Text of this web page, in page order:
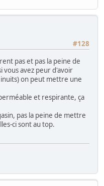
#128
pas et pas la peine de
vous avez peur d'avoir
on peut mettre une
et respirante, ça
pas la peine de mettre
ci sont au top.